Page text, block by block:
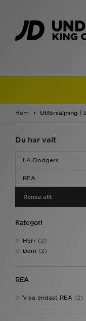
Hem Utförsäljning |
Du har valt
LA Dodgers
REA
Rensa allt
Kategori
Herr (2)
Dam (2)
REA
Visa endast REA (2)